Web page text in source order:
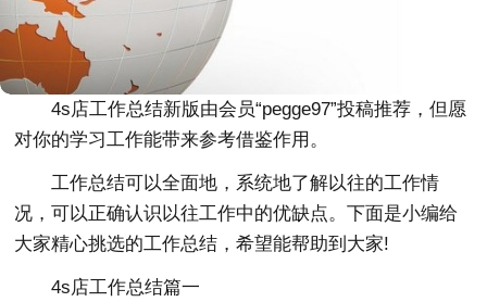
4s店工作总结新版由会员“pegge97”投稿推荐，但愿
对你的学习工作能带来参考借鉴作用。
工作总结可以全面地，系统地了解以往的工作情
况，可以正确认识以往工作中的优缺点。下面是小编给
大家精心挑选的工作总结，希望能帮助到大家!
4s店工作总结篇一